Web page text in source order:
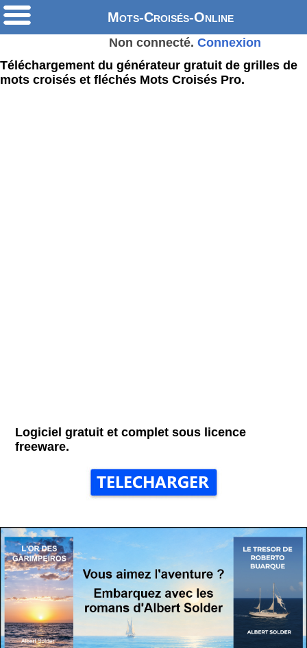
Mots-Croisés-Online
Non connecté. Connexion
Téléchargement du générateur gratuit de grilles de
mots croisés et fléchés Mots Croisés Pro.
Logiciel gratuit et complet sous licence
freeware.